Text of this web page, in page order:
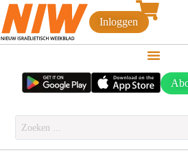
Inloggen